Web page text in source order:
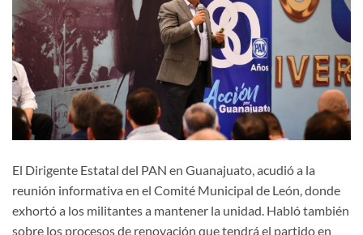
El Dirigente Estatal del PAN en Guanajuato, acudió a la
reunión informativa en el Comité Municipal de León, donde
exhortó a los militantes a mantener la unidad. Habló también
sobre los procesos de renovación que tendrá el partido en